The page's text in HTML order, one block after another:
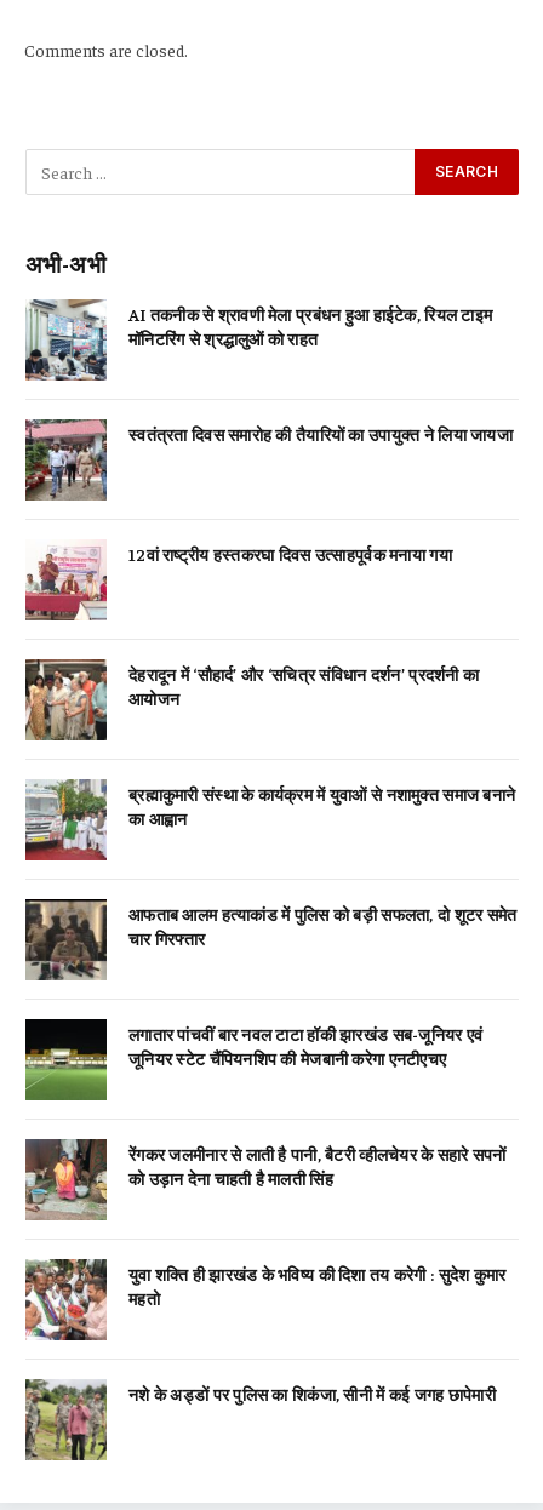
Comments are closed.
अभी-अभी
AI तकनीक से श्रावणी मेला प्रबंधन हुआ हाईटेक, रियल टाइम
मॉनिटरिंग से श्रद्धालुओं को राहत
स्वतंत्रता दिवस समारोह की तैयारियों का उपायुक्त ने लिया जायजा
12वां राष्ट्रीय हस्तकरघा दिवस उत्साहपूर्वक मनाया गया
देहरादून में ‘सौहार्द’ और ‘सचित्र संविधान दर्शन’ प्रदर्शनी का
आयोजन
ब्रह्माकुमारी संस्था के कार्यक्रम में युवाओं से नशामुक्त समाज बनाने
का आह्वान
आफताब आलम हत्याकांड में पुलिस को बड़ी सफलता, दो शूटर समेत
चार गिरफ्तार
लगातार पांचवीं बार नवल टाटा हॉकी झारखंड सब-जूनियर एवं
जूनियर स्टेट चैंपियनशिप की मेजबानी करेगा एनटीएचए
रेंगकर जलमीनार से लाती है पानी, बैटरी व्हीलचेयर के सहारे सपनों
को उड़ान देना चाहती है मालती सिंह
युवा शक्ति ही झारखंड के भविष्य की दिशा तय करेगी : सुदेश कुमार
महतो
नशे के अड्डों पर पुलिस का शिकंजा, सीनी में कई जगह छापेमारी